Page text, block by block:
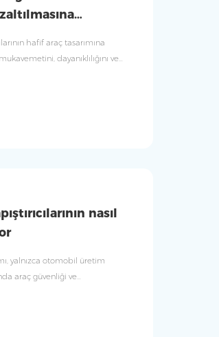
hafif araç tasarımına
dayanıklılığını ve
nasıl
yalnızca otomobil üretim
araç güvenliği ve